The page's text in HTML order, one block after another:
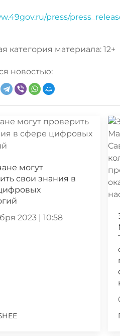
press/
категория материала: 12+
новостью:
могут
свои знания в
2023 | 10:58